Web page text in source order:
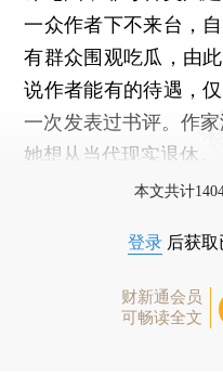
一众作者下不来台，
有群众围观吃瓜，由
说作者能有的待遇，
一次发表过书评。作
她想从当代现实退休。
本文共计
登录 后获
财新通会员
可畅读全文